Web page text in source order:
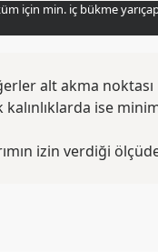
için min. iç bükme
alt akma noktası
ise
izin verdiği